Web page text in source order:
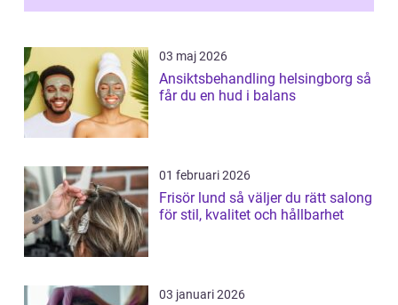
03 maj 2026
Ansiktsbehandling helsingborg så
får du en hud i balans
01 februari 2026
Frisör lund så väljer du rätt salong
för stil, kvalitet och hållbarhet
03 januari 2026